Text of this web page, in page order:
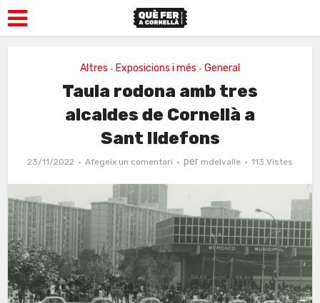
Altres • Exposicions i més • General
Taula rodona amb tres
alcaldes de Cornellà a
Sant Ildefons
23/11/2022 Afegeix un comentari per mdelvalle 113 Vistes